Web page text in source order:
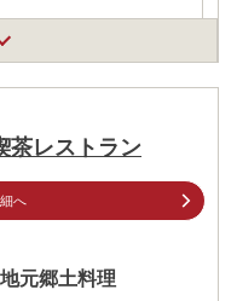
り鉄輪方面へ車で約10分
歩約4分
。正しい金額はご利用前にご
茶レストラン
へ
元郷土料理